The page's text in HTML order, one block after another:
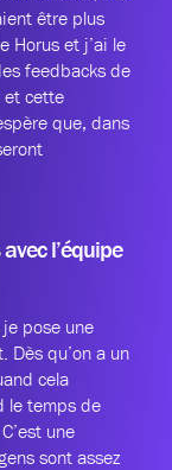
être plus
Horus et j’ai le
feedbacks de
et cette
que, dans
l’équipe
pose une
Dès qu’on a un
cela
le temps de
une
sont assez